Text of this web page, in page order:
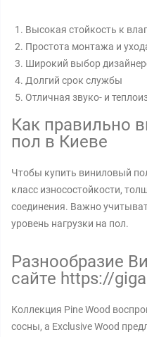
Высокая стойкость к
Простота монтажа и
Широкий выбор
Долгий срок службы
Отличная звуко- и
Как правильно
пол в Киеве
Чтобы купить виниловый
класс износостойкости,
соединения. Важно
уровень нагрузки на пол.
Разнообразие
сайте https://
Коллекция Pine Wood
сосны, а Exclusive Wood